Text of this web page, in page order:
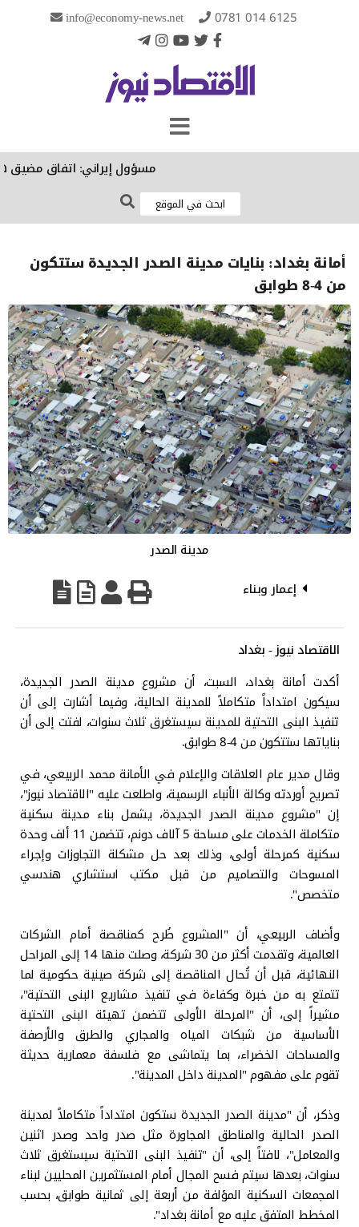
info@economy-news.net 0781 014 6125
مسؤول إيراني: اتفاق مضيق
أمانة بغداد: بنايات مدينة الصدر الجديدة ستتكون
من 4-8 طوابق
مدينة الصدر
إعمار وبناء
الاقتصاد نيوز - بغداد
أكدت أمانة بغداد، السبت، أن مشروع مدينة الصدر الجديدة،
سيكون امتداداً متكاملاً للمدينة الحالية، وفيما أشارت إلى أن
تنفيذ البنى التحتية للمدينة سيستغرق ثلاث سنوات، لفتت إلى أن
بناياتها ستتكون من 4-8 طوابق.
وقال مدير عام العلاقات والإعلام في الأمانة محمد الربيعي، في
تصريح أوردته وكالة الأنباء الرسمية، واطلعت عليه "الاقتصاد نيوز"،
إن "مشروع مدينة الصدر الجديدة، يشمل بناء مدينة سكنية
متكاملة الخدمات على مساحة 5 آلاف دونم، تتضمن 11 ألف وحدة
سكنية كمرحلة أولى، وذلك بعد حل مشكلة التجاوزات وإجراء
المسوحات والتصاميم من قبل مكتب استشاري هندسي
متخصص".
وأضاف الربيعي، أن "المشروع طُرح كمناقصة أمام الشركات
العالمية، وتقدمت أكثر من 30 شركة، وصلت منها 14 إلى المراحل
النهائية، قبل أن تُحال المناقصة إلى شركة صينية حكومية لما
تتمتع به من خبرة وكفاءة في تنفيذ مشاريع البنى التحتية"،
مشيراً إلى، أن "المرحلة الأولى تتضمن تهيئة البنى التحتية
الأساسية من شبكات المياه والمجاري والطرق والأرصفة
والمساحات الخضراء، بما يتماشى مع فلسفة معمارية حديثة
تقوم على مفهوم "المدينة داخل المدينة".
وذكر، أن "مدينة الصدر الجديدة ستكون امتداداً متكاملاً لمدينة
الصدر الحالية والمناطق المجاورة مثل صدر واحد وصدر اثنين
والمعامل"، لافتاً إلى، أن "تنفيذ البنى التحتية سيستغرق ثلاث
سنوات، بعدها سيتم فسح المجال أمام المستثمرين المحليين لبناء
المجمعات السكنية المؤلفة من أربعة إلى ثمانية طوابق، بحسب
المخطط المتفق عليه مع أمانة بغداد".